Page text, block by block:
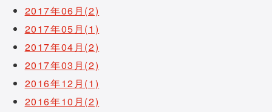
2017年06月(2)
2017年05月(1)
2017年04月(2)
2017年03月(2)
2016年12月(1)
2016年10月(2)